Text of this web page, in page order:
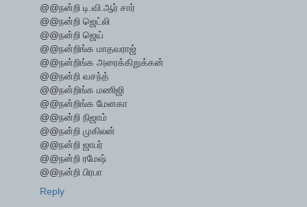
@@நன்றி டி.வி.ஆர் சார்
@@நன்றி ஜெட்லி
@@நன்றி ஜெய்
@@நன்றிங்க மாதவராஜ்
@@நன்றிங்க அரைக்கிறுக்கன்
@@நன்றி வசந்த்
@@நன்றிங்க மணிஜி
@@நன்றிங்க மேனகா
@@நன்றி நிஜாம்
@@நன்றி முகிலன்
@@நன்றி ஜாபர்
@@நன்றி ரமேஷ்
@@நன்றி பிரபா
Reply